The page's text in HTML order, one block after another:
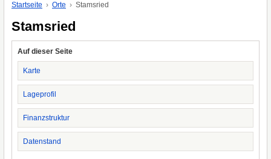
Startseite Orte Stamsried
Stamsried
Auf dieser Seite
Karte
Lageprofil
Finanzstruktur
Datenstand